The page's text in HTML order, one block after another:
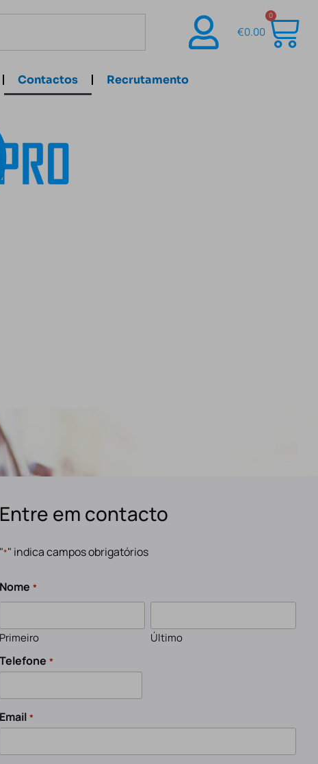
€0.00
0
Contactos Recrutamento
Entre em contacto
"*" indica campos obrigatórios
Nome *
Primeiro Último
Telefone *
Email *